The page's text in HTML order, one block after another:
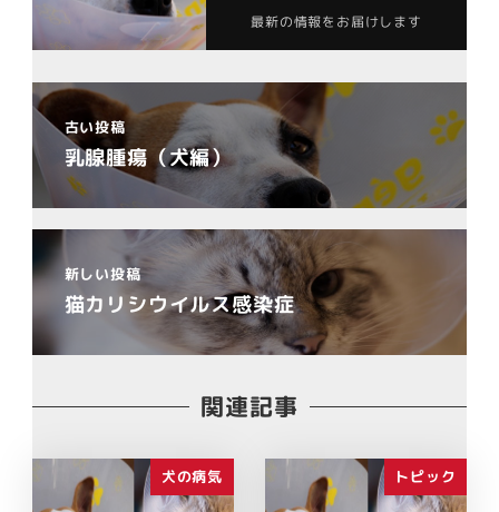
最新の情報をお届けします
古い投稿
乳腺腫瘍（犬編）
新しい投稿
猫カリシウイルス感染症
関連記事
犬の病気 トピック